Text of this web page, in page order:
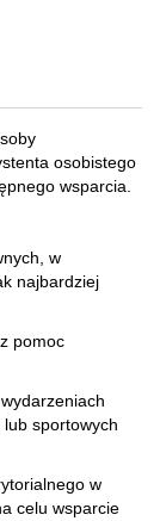
osobistego
wsparcia.
w
najbardziej
pomoc
lub sportowych
w
celu wsparcie